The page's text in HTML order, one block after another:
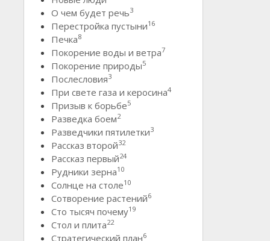
О чем будет речь3
Перестройка пустыни16
Печка8
Покорение воды и ветра7
Покорение природы5
Послесловия3
При свете газа и керосина4
Призыв к борьбе5
Разведка боем2
Разведчики пятилетки3
Рассказ второй32
Рассказ первый24
Рудники зерна10
Солнце на столе10
Сотворение растений6
Сто тысяч почему19
Стол и плита22
Стратегический план6